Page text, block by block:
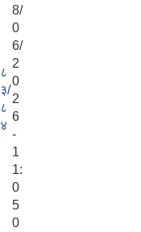
८
३/
८
४
8/
0
6/
2
0
2
6
-
1
1:
0
5
0